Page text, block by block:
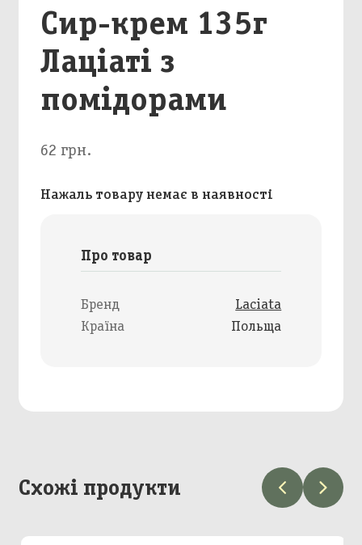
Сир-крем 135г
Лаціаті з
помідорами
62 грн.
Нажаль товару немає в наявності
Про товар
Бренд
Laciata
Країна
Польща
Схожі продукти